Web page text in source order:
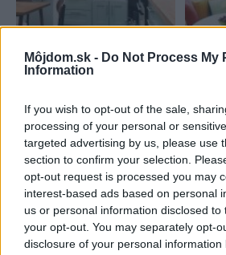
Môjdom.sk - Do Not Process My
Information
If you wish to opt-out of the sale,
processing of your personal or
targeted advertising by us, please use
section to confirm your selection.
opt-out request is processed you may
interest-based ads based on personal
us or personal information disclosed
your opt-out. You may separately opt-
disclosure of your personal
Re: Takto sa rieši málo úložného
stačil jeden prvok | Môjdom.sk
My napríklad labky utierame hneď pri
používame tyčový ETA Terier…
Re: Takto sa rieši málo úložného
stačil jeden prvok | Môjdom.sk
Dizajn je to nádherný, tá brezová